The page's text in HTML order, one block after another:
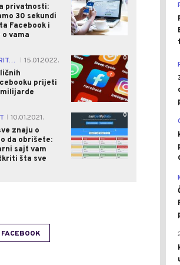
privatnosti:
30 sekundi
Facebook i
vama
PROBLEMI U BRITANIJI
15.01.2022.
prijeti
milijarde
0
10.01.2021.
znaju o
da obrišete:
sajt vam
šta sve
0
FACEBOOK